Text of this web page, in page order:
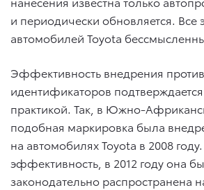
и периодически обновляется. Все
автомобилей Toyota
Эффективность внедрения
идентификаторов
практикой. Так, в Южно-
подобная маркировка была
на автомобилях Toyota в 2008
эффективность, в 2012 году она
законодательно распространена